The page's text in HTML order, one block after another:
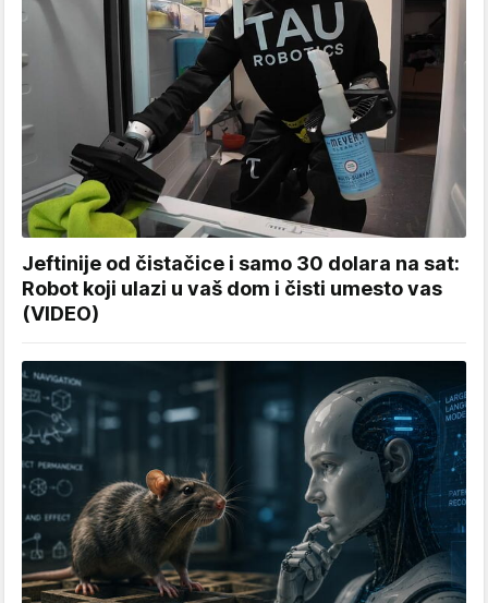
Jeftinije od čistačice i samo 30 dolara na sat:
Robot koji ulazi u vaš dom i čisti umesto vas
(VIDEO)